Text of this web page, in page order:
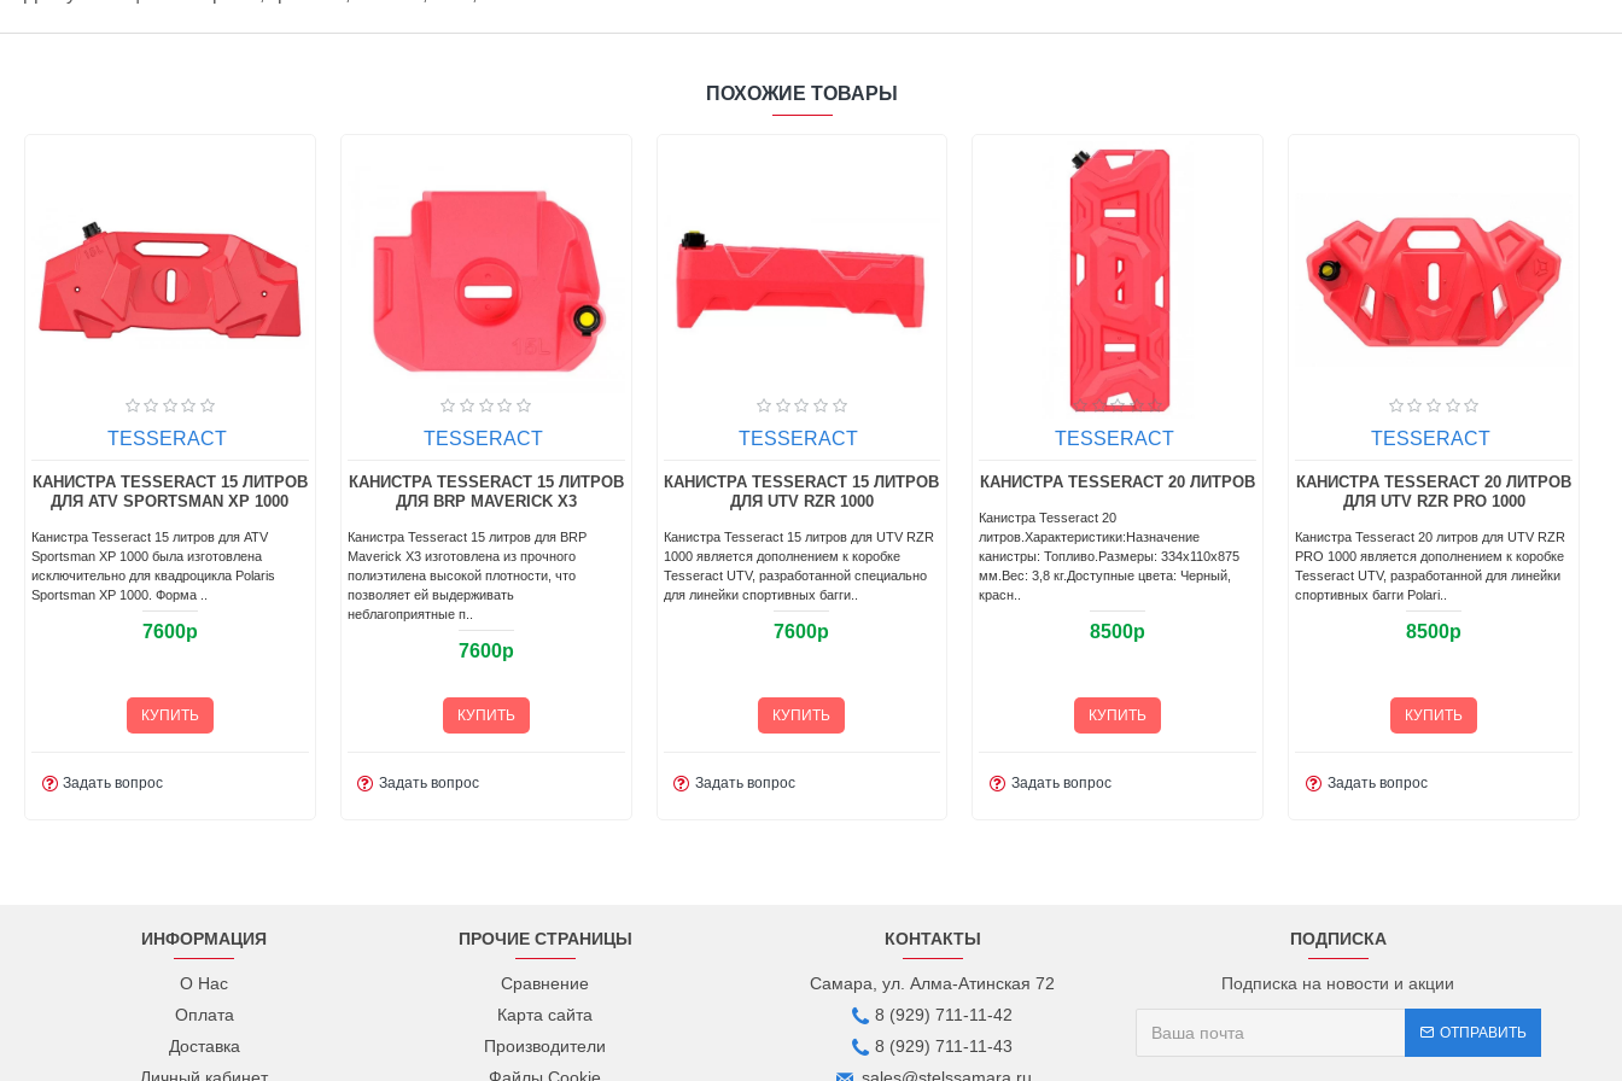
ПОХОЖИЕ ТОВАРЫ
TESSERACT
КАНИСТРА TESSERACT 15 ЛИТРОВ
ДЛЯ ATV SPORTSMAN XP 1000
Канистра Tesseract 15 литров для ATV
Sportsman XP 1000 была изготовлена
исключительно для квадроцикла Polaris
Sportsman XP 1000. Форма ..
7600р
КУПИТЬ
Задать вопрос
TESSERACT
КАНИСТРА TESSERACT 15 ЛИТРОВ
ДЛЯ BRP MAVERICK X3
Канистра Tesseract 15 литров для BRP
Maverick X3 изготовлена из прочного
полиэтилена высокой плотности, что
позволяет ей выдерживать
неблагоприятные п..
7600р
КУПИТЬ
Задать вопрос
TESSERACT
КАНИСТРА TESSERACT 15 ЛИТРОВ
ДЛЯ UTV RZR 1000
Канистра Tesseract 15 литров для UTV RZR
1000 является дополнением к коробке
Tesseract UTV, разработанной специально
для линейки спортивных багги..
7600р
КУПИТЬ
Задать вопрос
TESSERACT
КАНИСТРА TESSERACT 20 ЛИТРОВ
Канистра Tesseract 20
литров.Характеристики:Назначение
канистры: Топливо.Размеры: 334х110х875
мм.Вес: 3,8 кг.Доступные цвета: Черный,
красн..
8500р
КУПИТЬ
Задать вопрос
TESSERACT
КАНИСТРА TESSERACT 20 ЛИТРОВ
ДЛЯ UTV RZR PRO 1000
Канистра Tesseract 20 литров для UTV RZR
PRO 1000 является дополнением к коробке
Tesseract UTV, разработанной для линейки
спортивных багги Polari..
8500р
КУПИТЬ
Задать вопрос
ИНФОРМАЦИЯ
О Нас
Оплата
Доставка
ПРОЧИЕ СТРАНИЦЫ
Сравнение
Карта сайта
Производители
КОНТАКТЫ
Самара, ул. Алма-Атинская 72
8 (929) 711-11-42
8 (929) 711-11-43
ПОДПИСКА
Подписка на новости и акции
ОТПРАВИТЬ